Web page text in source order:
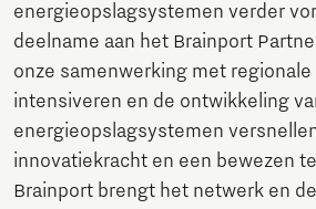
energieopslagsystemen verder
deelname aan het Brainport
onze samenwerking met
intensiveren en de ontwikkeling
energieopslagsystemen
innovatiekracht en een bewezen
Brainport brengt het netwerk en